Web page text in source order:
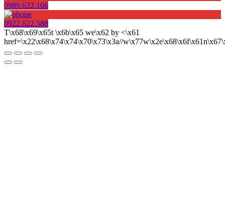
0989.622.166
0922.622.588
T\x68\x69\x65t \x6b\x65 we\x62 by <\x61
href=\x22\x68\x74\x74\x70\x73\x3a//